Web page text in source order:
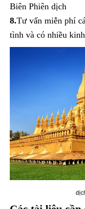
Biên Phiên dịch
8.Tư vấn miễn phí
tình và có nhiều